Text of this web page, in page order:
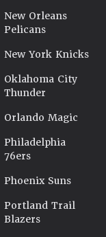
New Orleans
Pelicans
New York Knicks
Oklahoma City
Thunder
Orlando Magic
Philadelphia
76ers
Phoenix Suns
Portland Trail
Blazers